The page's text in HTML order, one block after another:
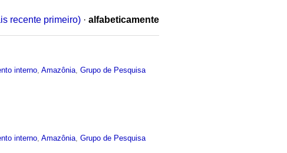
recente primeiro) · alfabeticamente
interno ,Amazônia ,Grupo de Pesquisa
interno ,Amazônia ,Grupo de Pesquisa